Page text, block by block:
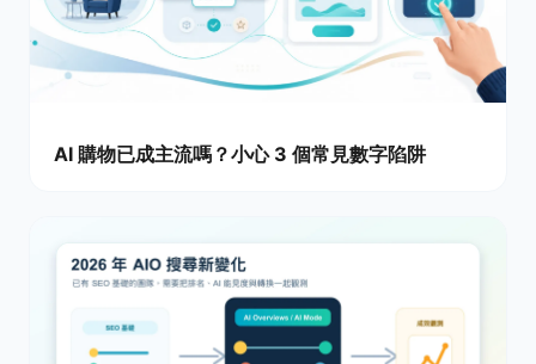
AI 購物已成主流嗎？小心 3 個常見數字陷阱